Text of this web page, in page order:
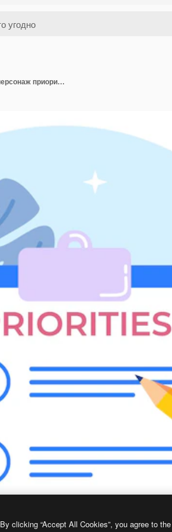
Иллюстрация векторной графики мультипликационный персонаж приоритетов
By clicking “Accept All Cookies”, you agree to